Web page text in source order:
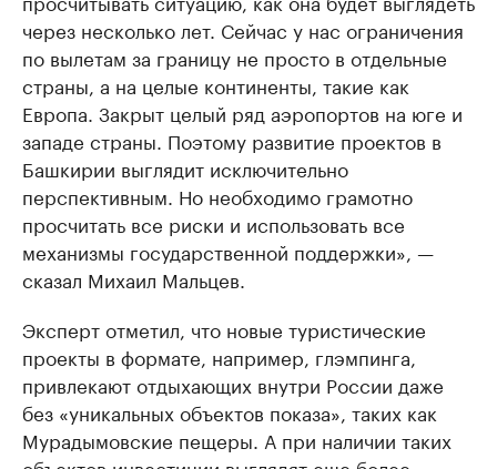
через несколько лет. Сейчас у нас ограничения
по вылетам за границу не просто в отдельные
страны, а на целые континенты, такие как
Европа. Закрыт целый ряд аэропортов на юге и
западе страны. Поэтому развитие проектов в
Башкирии выглядит исключительно
перспективным. Но необходимо грамотно
просчитать все риски и использовать все
механизмы государственной поддержки», —
сказал Михаил Мальцев.
Эксперт отметил, что новые туристические
проекты в формате, например, глэмпинга,
привлекают отдыхающих внутри России даже
без «уникальных объектов показа», таких как
Мурадымовские пещеры. А при наличии таких